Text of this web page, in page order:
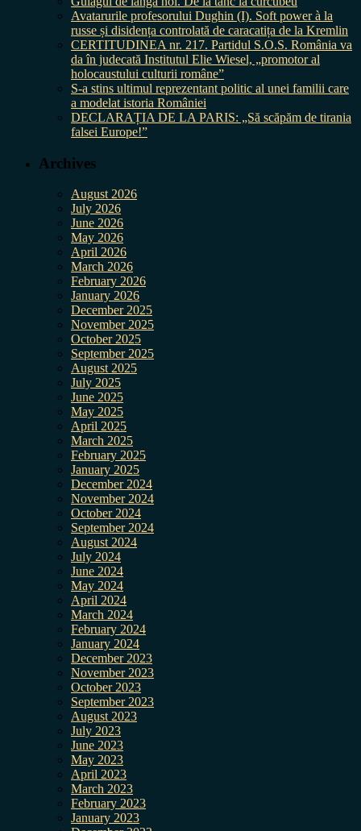
Avatarurile profesorului Dughin (I). Soft power à la
russe și disidența controlată de caracatița de la Kremlin
CERTITUDINEA nr. 217. Partidul S.O.S. România va
da în judecată Institutul Elie Wiesel, „promotor al
holocaustului culturii române”
S-a stins ultimul reprezentant politic al unei familii care
a modelat istoria României
DECLARAȚIA DE LA PARIS: „Să scăpăm de tirania
falsei Europe!”
Archives
August 2026
July 2026
June 2026
May 2026
April 2026
March 2026
February 2026
January 2026
December 2025
November 2025
October 2025
September 2025
August 2025
July 2025
June 2025
May 2025
April 2025
March 2025
February 2025
January 2025
December 2024
November 2024
October 2024
September 2024
August 2024
July 2024
June 2024
May 2024
April 2024
March 2024
February 2024
January 2024
December 2023
November 2023
October 2023
September 2023
August 2023
July 2023
June 2023
May 2023
April 2023
March 2023
February 2023
January 2023